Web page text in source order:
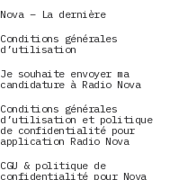
Nova – La dernière
Conditions générales
d’utilisation
Je souhaite envoyer ma
candidature à Radio Nova
Conditions générales
d’utilisation et politique
de confidentialité pour
application Radio Nova
CGU & politique de
confidentialité pour Nova